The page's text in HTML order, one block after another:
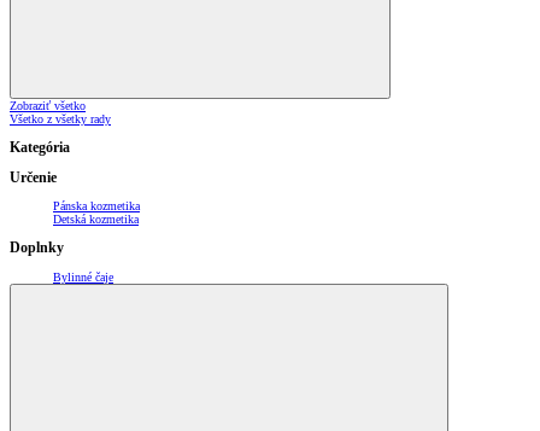
Zobraziť všetko
Všetko z všetky rady
Kategória
Určenie
Pánska kozmetika
Detská kozmetika
Doplnky
Bylinné čaje